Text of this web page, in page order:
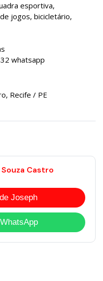
esportiva,
jogos, bicicletário,
whatsapp
Recife / PE
Castro
Joseph